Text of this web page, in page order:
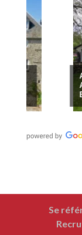
ALPES
Se